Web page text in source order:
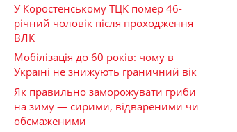
У Коростенському ТЦК помер 46-
річний чоловік після проходження
ВЛК
Мобілізація до 60 років: чому в
Україні не знижують граничний вік
Як правильно заморожувати гриби
на зиму — сирими, відвареними чи
обсмаженими